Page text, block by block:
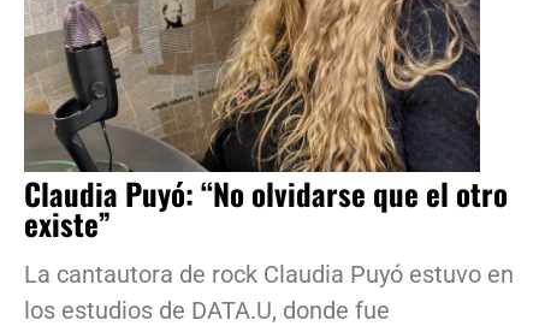
Claudia Puyó: “No olvidarse que el otro
existe”
La cantautora de rock Claudia Puyó estuvo en
los estudios de DATA.U, donde fue